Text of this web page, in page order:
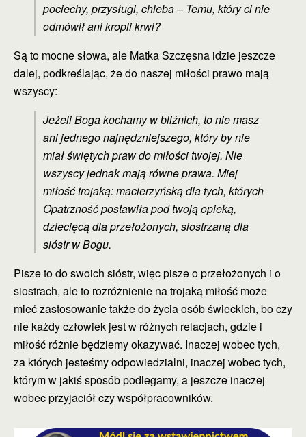
pociechy, przysługi, chleba – Temu, który ci nie
odmówił ani kropli krwi?
Są to mocne słowa, ale Matka Szczęsna idzie jeszcze
dalej, podkreślając, że do naszej miłości prawo mają
wszyscy:
Jeżeli Boga kochamy w bliźnich, to nie masz
ani jednego najnędzniejszego, który by nie
miał świętych praw do miłości twojej. Nie
wszyscy jednak mają równe prawa. Miej
miłość trojaką: macierzyńską dla tych, których
Opatrzność postawiła pod twoją opieką,
dziecięcą dla przełożonych, siostrzaną dla
sióstr w Bogu.
Pisze to do swoich sióstr, więc pisze o przełożonych i o
siostrach, ale to rozróżnienie na trojaką miłość może
mieć zastosowanie także do życia osób świeckich, bo czy
nie każdy człowiek jest w różnych relacjach, gdzie i
miłość różnie będziemy okazywać. Inaczej wobec tych,
za których jesteśmy odpowiedzialni, inaczej wobec tych,
którym w jakiś sposób podlegamy, a jeszcze inaczej
wobec przyjaciół czy współpracowników.